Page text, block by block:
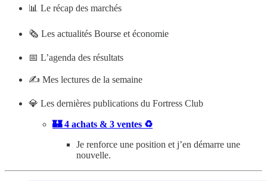
📊 Le récap des marchés
🗞️ Les actualités Bourse et économie
📅 L’agenda des résultats
✍️ Mes lectures de la semaine
💎 Les dernières publications du Fortress Club
🏰 4 achats & 3 ventes ♻️
Je renforce une position et j’en démarre une
nouvelle.